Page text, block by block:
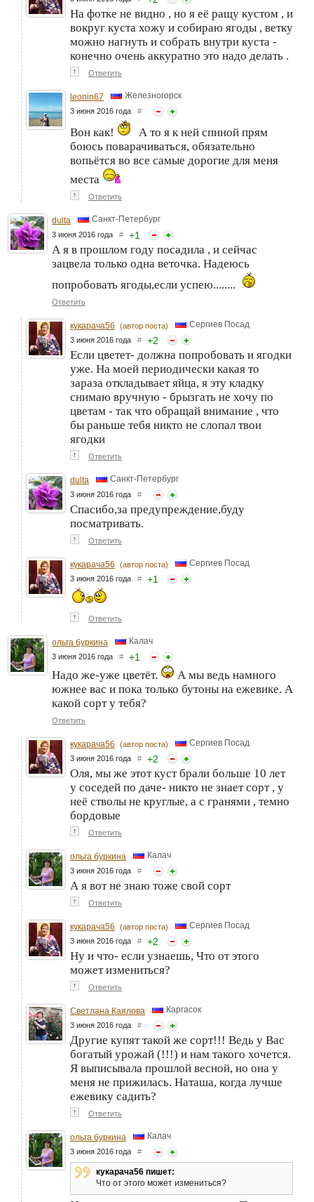
На фотке не видно , но я её ращу кустом , и
вокруг куста хожу и собираю ягоды , ветку
можно нагнуть и собрать внутри куста -
конечно очень аккуратно это надо делать .
↑ Ответить
leonin67 Железногорск
3 июня 2016 года #
Вон как!
А то я к ней спиной прям
боюсь поварачиваться, обязательно
вопьётся во все самые дорогие для меня
места
↑ Ответить
dulta Санкт-Петербург
3 июня 2016 года # +1
А я в прошлом году посадила , и сейчас
зацвела только одна веточка. Надеюсь
попробовать ягоды,если успею........
Ответить
кукарача56 (автор поста) Сергиев Посад
3 июня 2016 года # +2
Если цветет- должна попробовать и ягодки
уже. На моей периодически какая то
зараза откладывает яйца, я эту кладку
снимаю вручную - брызгать не хочу по
цветам - так что обращай внимание , что
бы раньше тебя никто не слопал твои
ягодки
↑ Ответить
dulta Санкт-Петербург
3 июня 2016 года #
Спасибо,за предупреждение,буду
посматривать.
↑ Ответить
кукарача56 (автор поста) Сергиев Посад
3 июня 2016 года # +1
↑ Ответить
ольга буркина Калач
3 июня 2016 года # +1
Надо же-уже цветёт.
А мы ведь намного
южнее вас и пока только бутоны на ежевике. А
какой сорт у тебя?
Ответить
кукарача56 (автор поста) Сергиев Посад
3 июня 2016 года # +2
Оля, мы же этот куст брали больше 10 лет
у соседей по даче- никто не знает сорт , у
неё стволы не круглые, а с гранями , темно
бордовые
↑ Ответить
ольга буркина Калач
3 июня 2016 года #
А я вот не знаю тоже свой сорт
↑ Ответить
кукарача56 (автор поста) Сергиев Посад
3 июня 2016 года # +2
Ну и что- если узнаешь, Что от этого
может измениться?
↑ Ответить
Светлана Каялова Каргасок
3 июня 2016 года #
Другие купят такой же сорт!!! Ведь у Вас
богатый урожай (!!!) и нам такого хочется.
Я выписывала прошлой весной, но она у
меня не прижилась. Наташа, когда лучше
ежевику садить?
↑ Ответить
ольга буркина Калач
3 июня 2016 года #
кукарача56 пишет:
Что от этого может измениться?